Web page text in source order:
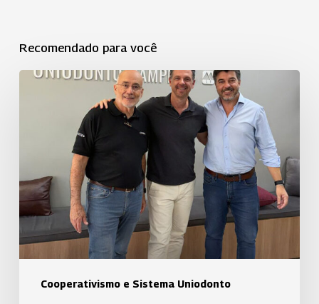
Recomendado para você
Cooperativismo e Sistema Uniodonto
Uniodonto
cooperação
entre
singulares
com
a
Uniodonto
Araraquara